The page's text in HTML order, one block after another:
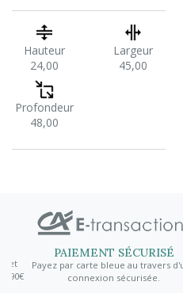
Hauteur
24,00
Largeur
45,00
Profondeur
48,00
PAIEMENT SÉCURISÉ
Payez par carte bleue au travers d'une
connexion sécurisée.